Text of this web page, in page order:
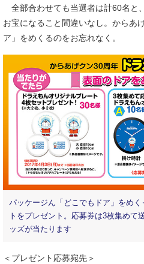
全部合わせても当選者は計60名と
お宝になること間違いなし。からあ
ア」をめくるのをお忘れなく。
パッケージん「どこでもドア」をめ
トをプレゼント。応募券は3枚集めて
ッズが当たります
＜プレゼント応募宛先＞